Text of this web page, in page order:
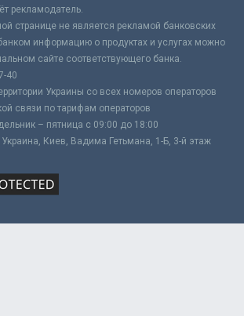
рекламодатель.
странице не является рекламой банковских
информацию о продуктах и услугах можно
сайте соответствующего банка.
40
Украины со всех номеров операторов
связи по тарифам операторов
– пятница с 09:00 до 18:00
Киев, Вадима Гетьмана, 1-Б, 3-й этаж